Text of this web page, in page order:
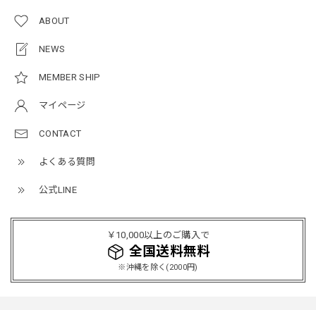
ABOUT
NEWS
MEMBER SHIP
マイページ
CONTACT
よくある質問
公式LINE
￥10,000以上のご購入で
全国送料無料
※沖縄を除く(2000円)
てあまり他のお店で売ってないようなデザインだと思うので
買って良かったです！！ただ写真の通り袖の方が明らかに長
いです！当方160cm女性、Lサイズで袖はかなり余る感じで
す！